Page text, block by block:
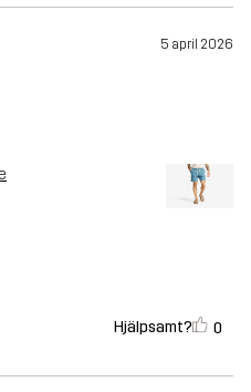
5 april 2026
Hjälpsamt? 0